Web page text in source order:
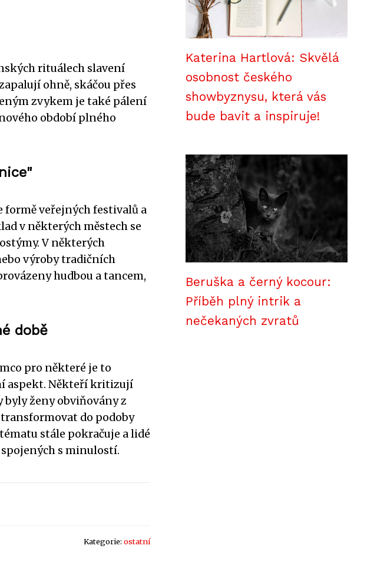
rituálech slavení
ohně, skáčou přes
zvykem je také pálení
období plného
formě veřejných festivalů a
v některých městech se
V některých
výroby tradičních
hudbou a tancem,
době
pro některé je to
aspekt. Někteří kritizují
ženy obviňovány z
do podoby
stále pokračuje a lidé
s minulostí.
Kategorie: ostatní
Katerina Hartlová: Skvělá
osobnost českého
showbyznysu, která vás
bude bavit a inspiruje!
Beruška a černý kocour:
Příběh plný intrik a
nečekaných zvratů